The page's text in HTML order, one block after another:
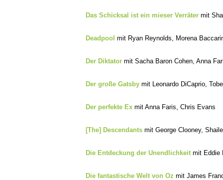
Das Schicksal ist ein mieser Verräter mit
Deadpool mit Ryan Reynolds, Morena
Der Diktator mit Sacha Baron Cohen, Anna
Der große Gatsby mit Leonardo DiCaprio,
Der perfekte Ex mit Anna Faris, Chris Evans
[The] Descendants mit George Clooney,
Die Entdeckung der Unendlichkeitmit Eddie
Die fantastische Welt von Oz mit James